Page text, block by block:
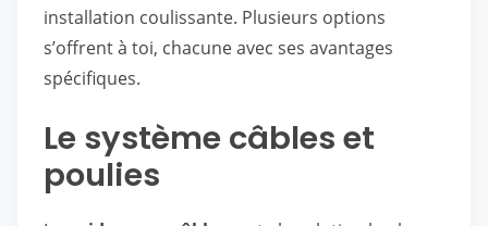
installation coulissante. Plusieurs options
s’offrent à toi, chacune avec ses avantages
spécifiques.
Le système câbles et
poulies